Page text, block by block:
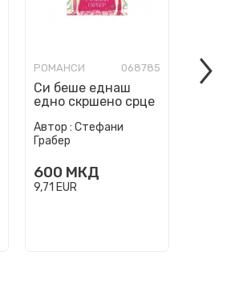
РОМАНСИ 068785
Си беше еднаш
едно скршено срце
Автор : Стефани
Грабер
600 МКД
9,71 EUR